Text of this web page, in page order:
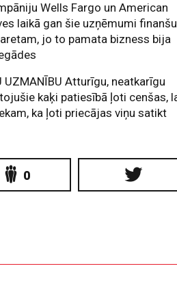
Wells Fargo un American
laikā gan šie uzņēmumi finanšu
jo to pamata bizness bija
UZMANĪBU Atturīgu, neatkarīgu
kaķi patiesībā ļoti cenšas,
ka ļoti priecājas viņu satikt
0